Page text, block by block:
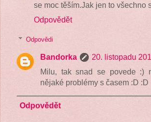
se moc těším.Jak jen to všechno
Odpovědět
Odpovědi
Bandorka
20. listopadu
Milu, tak snad se povede :)
nějaké problémy s časem :D :D
Odpovědět